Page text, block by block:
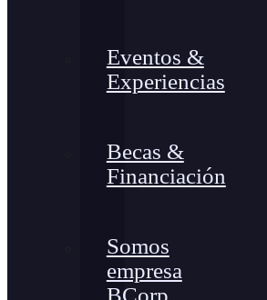
Eventos &
Experiencias
Becas &
Financiación
Somos
empresa
BCorp